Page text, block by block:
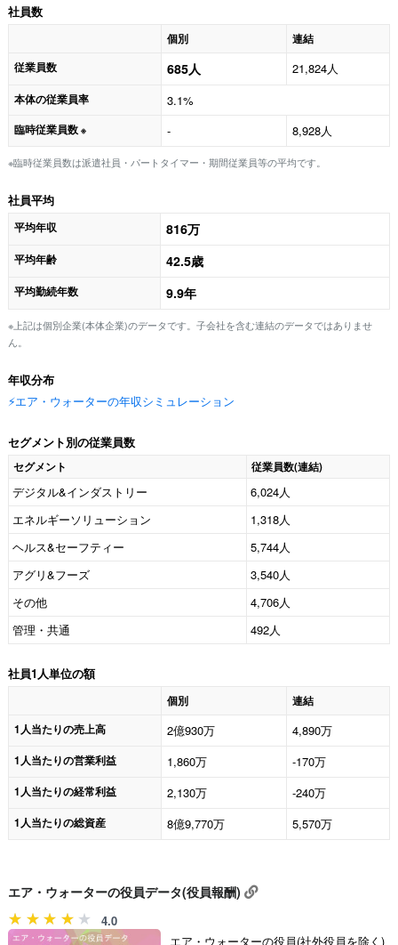
社員数
個別
連結
従業員数
685人 21,824人
本体の従業員率 3.1%
臨時従業員数 ※ - 8,928人
※臨時従業員数は派遣社員・パートタイマー・期間従業員等の平均です。
社員平均
平均年収 816万
平均年齢 42.5歳
平均勤続年数 9.9年
※上記は個別企業(本体企業)のデータです。子会社を含む連結のデータではありませ
ん。
年収分布
⚡️エア・ウォーターの年収シミュレーション
セグメント別の従業員数
セグメント 従業員数(連結)
デジタル&インダストリー
6,024人
エネルギーソリューション
1,318人
ヘルス&セーフティー
5,744人
アグリ&フーズ
3,540人
その他
4,706人
管理・共通
492人
社員1人単位の額
個別
連結
1人当たりの売上高
2億930万 4,890万
1人当たりの営業利益 1,860万 -170万
1人当たりの経常利益 2,130万 -240万
1人当たりの総資産 8億9,770万 5,570万
エア・ウォーターの役員データ(役員報酬)
4.0
エア・ウォーターの役員(社外役員を除く)